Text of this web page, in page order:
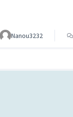
Nanou3232